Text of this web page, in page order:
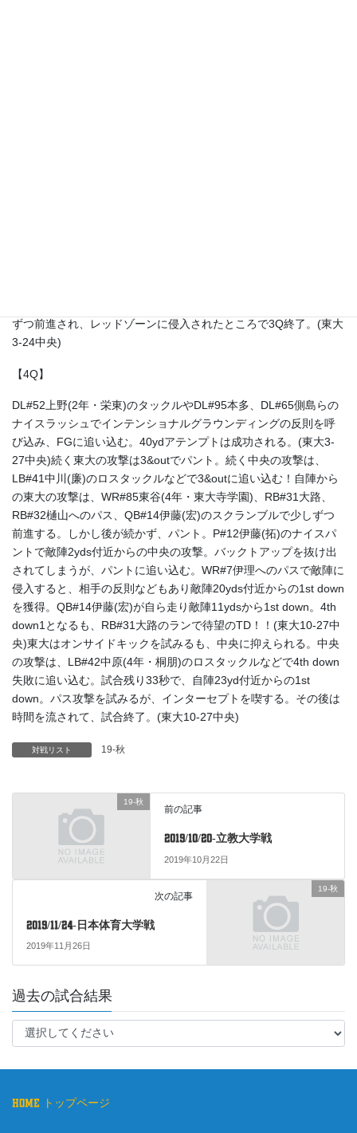
ずつ前進され、レッドゾーンに侵入されたところで3Q終了。(東大
3-24中央)
【4Q】
DL#52上野(2年・栄東)のタックルやDL#95本多、DL#65側島らの
ナイスラッシュでインテンショナルグラウンディングの反則を呼
び込み、FGに追い込む。40ydアテンプトは成功される。(東大3-
27中央)続く東大の攻撃は3&outでパント。続く中央の攻撃は、
LB#41中川(廉)のロスタックルなどで3&outに追い込む！自陣から
の東大の攻撃は、WR#85東谷(4年・東大寺学園)、RB#31大路、
RB#32樋山へのパス、QB#14伊藤(宏)のスクランブルで少しずつ
前進する。しかし後が続かず、パント。P#12伊藤(拓)のナイスパ
ントで敵陣2yds付近からの中央の攻撃。バックトアップを抜け出
されてしまうが、パントに追い込む。WR#7伊理へのパスで敵陣に
侵入すると、相手の反則などもあり敵陣20yds付近からの1st down
を獲得。QB#14伊藤(宏)が自ら走り敵陣11ydsから1st down。4th
down1となるも、RB#31大路のランで待望のTD！！(東大10-27中
央)東大はオンサイドキックを試みるも、中央に抑えられる。中央
の攻撃は、LB#42中原(4年・桐朋)のロスタックルなどで4th down
失敗に追い込む。試合残り33秒で、自陣23yd付近からの1st
down。パス攻撃を試みるが、インターセプトを喫する。その後は
時間を流されて、試合終了。(東大10-27中央)
対戦リスト 19-秋
19-秋
前の記事
2019/10/20-立教大学戦
2019年10月22日
19-秋
次の記事
2019/11/24-日本体育大学戦
2019年11月26日
過去の試合結果
home トップページ